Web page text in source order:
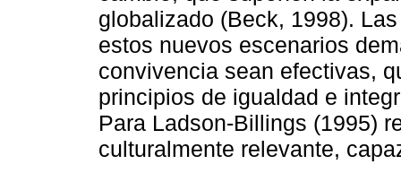
globalizado (Beck, 1998).
estos nuevos escenarios
convivencia sean efectivas,
principios de igualdad e
Para Ladson-Billings (1995)
culturalmente relevante,